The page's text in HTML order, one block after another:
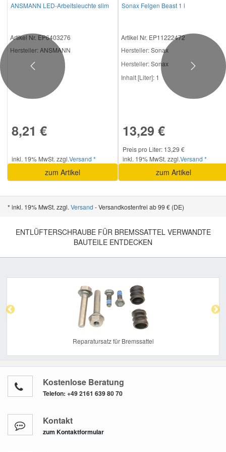
ANSMANN LED-Arbeitsleuchte slim
Artikel Nr. EP6403276
Hersteller: ANSMANN
8,21 €
inkl. 19% MwSt. zzgl.Versand *
zum Artikel
Sonax Felgen Beast 1 l
Artikel Nr. EP11222472
Hersteller: Sonax
Hersteller:Sonax
Inhalt [Liter]: 1
13,29 €
Preis pro Liter: 13,29 €
inkl. 19% MwSt. zzgl.Versand *
zum Artikel
Previous Next
* inkl. 19% MwSt. zzgl. Versand - Versandkostenfrei ab 99 € (DE)
ENTLÜFTERSCHRAUBE FÜR BREMSSATTEL VERWANDTE
BAUTEILE ENTDECKEN
Reparatursatz für Bremssattel
Kostenlose Beratung
Telefon: +49 2161 639 80 70
Kontakt
zum Kontaktformular